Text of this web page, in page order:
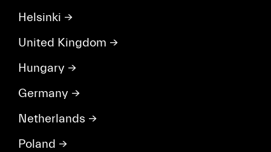
Helsinki →
United Kingdom →
Hungary →
Germany →
Netherlands →
Poland →